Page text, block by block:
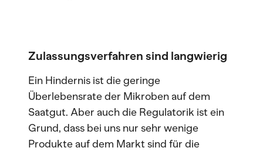
Zulassungsverfahren sind langwierig
Ein Hindernis ist die geringe
Überlebensrate der Mikroben auf dem
Saatgut. Aber auch die Regulatorik ist ein
Grund, dass bei uns nur sehr wenige
Produkte auf dem Markt sind für die